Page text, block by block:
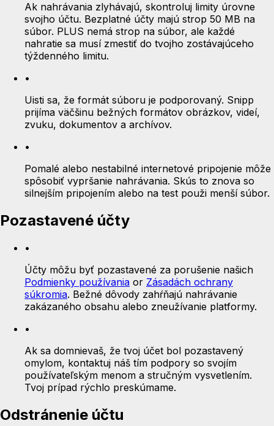
Ak nahrávania zlyhávajú, skontroluj limity úrovne
svojho účtu. Bezplatné účty majú strop 50 MB na
súbor. PLUS nemá strop na súbor, ale každé
nahratie sa musí zmestiť do tvojho zostávajúceho
týždenného limitu.
•
Uisti sa, že formát súboru je podporovaný. Snipp
prijíma väčšinu bežných formátov obrázkov, videí,
zvuku, dokumentov a archívov.
•
Pomalé alebo nestabilné internetové pripojenie môže
spôsobiť vypršanie nahrávania. Skús to znova so
silnejším pripojením alebo na test použi menší súbor.
Pozastavené účty
•
Účty môžu byť pozastavené za porušenie našich
Podmienky používania or Zásadách ochrany
súkromia. Bežné dôvody zahŕňajú nahrávanie
zakázaného obsahu alebo zneužívanie platformy.
•
Ak sa domnievaš, že tvoj účet bol pozastavený
omylom, kontaktuj náš tím podpory so svojím
používateľským menom a stručným vysvetlením.
Tvoj prípad rýchlo preskúmame.
Odstránenie účtu